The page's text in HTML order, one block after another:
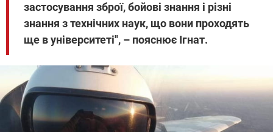
застосування зброї, бойові знання і різні
знання з технічних наук, що вони проходять
ще в університеті", – пояснює Ігнат.